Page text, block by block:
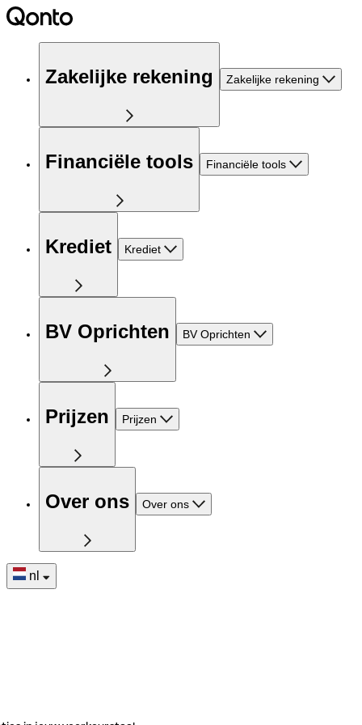
Zakelijke rekening Zakelijke rekening
Financiële tools Financiële tools
Krediet Krediet
BV Oprichten BV Oprichten
Prijzen Prijzen
Over ons Over ons
nl